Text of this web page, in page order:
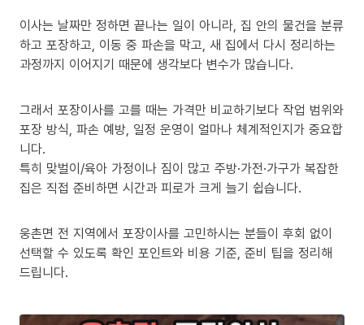
이사는 날짜만 정하면 끝나는 일이 아니라, 집 안의 물건을 분류
하고 포장하고, 이동 중 파손을 막고, 새 집에서 다시 정리하는
과정까지 이어지기 때문에 생각보다 변수가 많습니다.
그래서 포장이사를 고를 때는 가격만 비교하기보다 작업 범위와
포장 방식, 파손 예방, 일정 운영이 얼마나 체계적인지가 중요합
니다.
특히 맞벌이/육아 가정이나 짐이 많고 주방·가전·가구가 복잡한
집은 직접 준비하면 시간과 피로가 크게 늘기 쉽습니다.
웅촌면 전 지역에서 포장이사를 고민하시는 분들이 후회 없이
선택할 수 있도록 확인 포인트와 비용 기준, 준비 팁을 정리해
드립니다.